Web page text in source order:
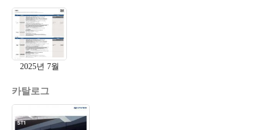
2025년 7월
카탈로그